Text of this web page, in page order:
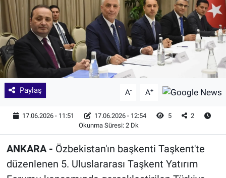
Paylaş A- A+
17.06.2026 - 11:51 17.06.2026 - 12:54 5
2
Okunma Süresi: 2 Dk
ANKARA - Özbekistan'ın başkenti Taşkent'te
düzenlenen 5. Uluslararası Taşkent Yatırım